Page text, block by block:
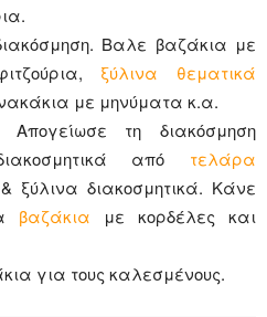
Βαλε βαζάκια με
ξύλινα θεματικά
με μηνύματα κ.α.
Απογείωσε τη διακόσμηση
από τελάρα
& ξύλινα διακοσμητικά. Κάνε
βαζάκια με κορδέλες και
για τους καλεσμένους.